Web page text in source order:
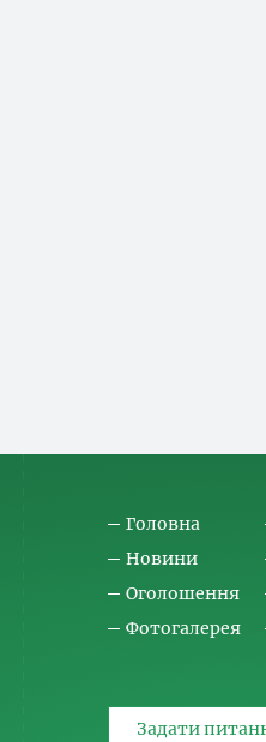
Головна
Новини
Оголошення
Фотогалерея
Задати